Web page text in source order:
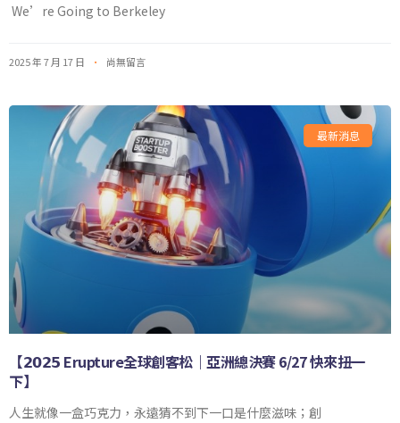
We’re Going to Berkeley
2025 年 7 月 17 日 尚無留言
最新消息
【𝟮𝟬𝟮𝟱 Erupture全球創客松｜亞洲總決賽 6/27 快來扭一
下】
人生就像一盒巧克力，永遠猜不到下一口是什麼滋味；創